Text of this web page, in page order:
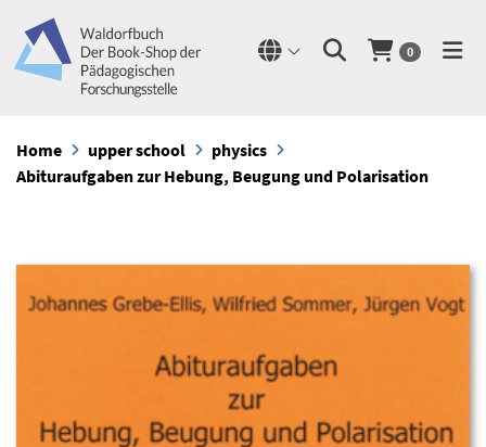
0
Home upper school
physics
Abituraufgaben zur Hebung, Beugung und Polarisation